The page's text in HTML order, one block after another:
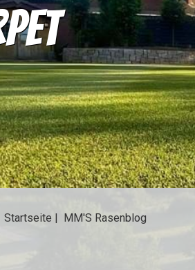
Startseite MM'S Rasenblog